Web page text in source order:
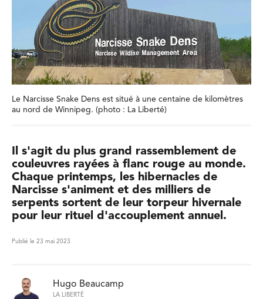
Le Narcisse Snake Dens est situé à une centaine de kilomètres
au nord de Winnipeg. (photo : La Liberté)
Il s'agit du plus grand rassemblement de
couleuvres rayées à flanc rouge au monde.
Chaque printemps, les hibernacles de
Narcisse s'animent et des milliers de
serpents sortent de leur torpeur hivernale
pour leur rituel d'accouplement annuel.
Publié le 23 mai 2023
Hugo Beaucamp
LA LIBERTÉ